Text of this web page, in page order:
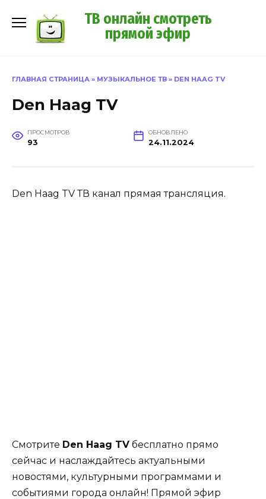
содержанию
ТВ онлайн смотреть
прямой эфир
ГЛАВНАЯ СТРАНИЦА » МУЗЫКАЛЬНОЕ ТВ » DEN HAAG TV
Den Haag TV
ПРОСМОТРОВ
93
ОБНОВЛЕНО
24.11.2024
Den Haag TV ТВ канал прямая трансляция.
Смотрите Den Haag TV бесплатно прямо
сейчас и наслаждайтесь актуальными
новостями, культурными программами и
событиями города онлайн! Прямой эфир